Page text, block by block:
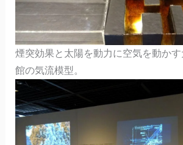
煙突効果と太陽を動力に空気を動か
館の気流模型。